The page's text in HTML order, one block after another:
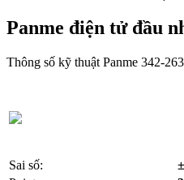
Panme điện tử đầu
Thông số kỹ thuật Panme 342-
Sai số: